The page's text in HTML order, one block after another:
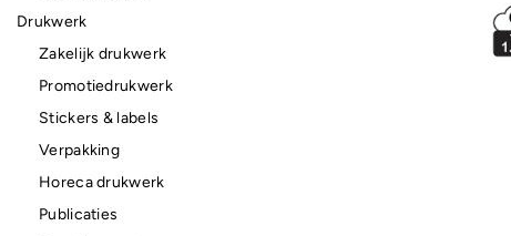
Drukwerk
Zakelijk drukwerk
Promotiedrukwerk
Stickers & labels
Verpakking
Horeca drukwerk
Publicaties